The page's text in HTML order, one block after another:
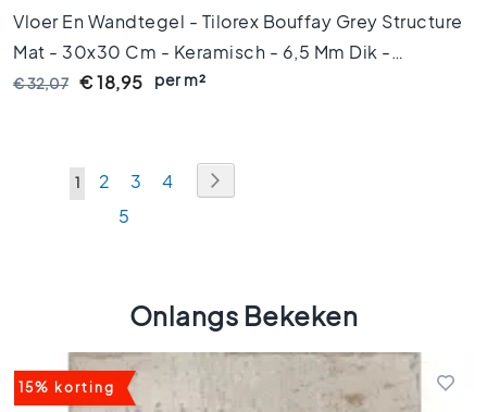
V
l
e
w
Vloer En Wandtegel - Tilorex Bouffay Grey Structure
Mat - 30x30 Cm - Keramisch - 6,5 Mm Dik -
VTX60717
€ 32,07 € 18,95 per m²
Pagina
U
1 Pagina
2 Pagina
3 Pagina
4
Pagina
5
Onlangs Bekeken
15% korting